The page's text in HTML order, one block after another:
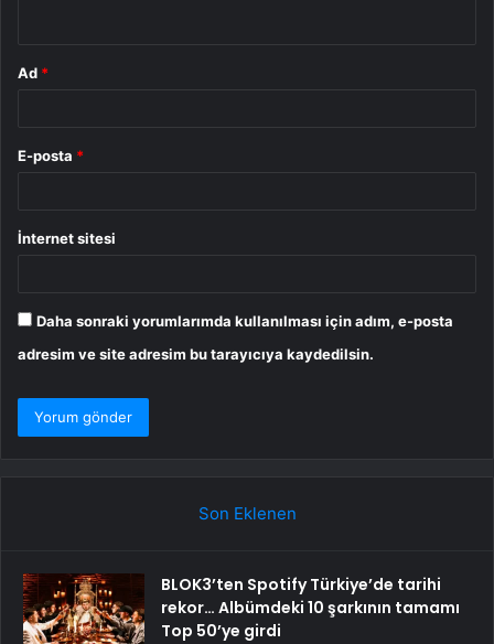
Ad *
E-posta *
İnternet sitesi
Daha sonraki yorumlarımda kullanılması için adım, e-posta
adresim ve site adresim bu tarayıcıya kaydedilsin.
Son Eklenen
BLOK3’ten Spotify Türkiye’de tarihi
rekor… Albümdeki 10 şarkının tamamı
Top 50’ye girdi